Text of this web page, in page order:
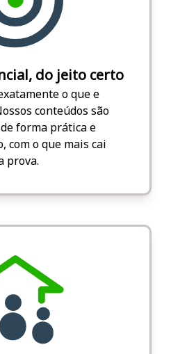
do jeito certo
o que e
conteúdos são
forma prática e
com o que mais cai
prova.